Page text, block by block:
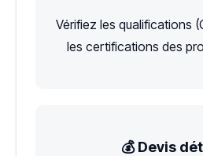
Vérifiez les qualifications
les certifications des
💰 Devis